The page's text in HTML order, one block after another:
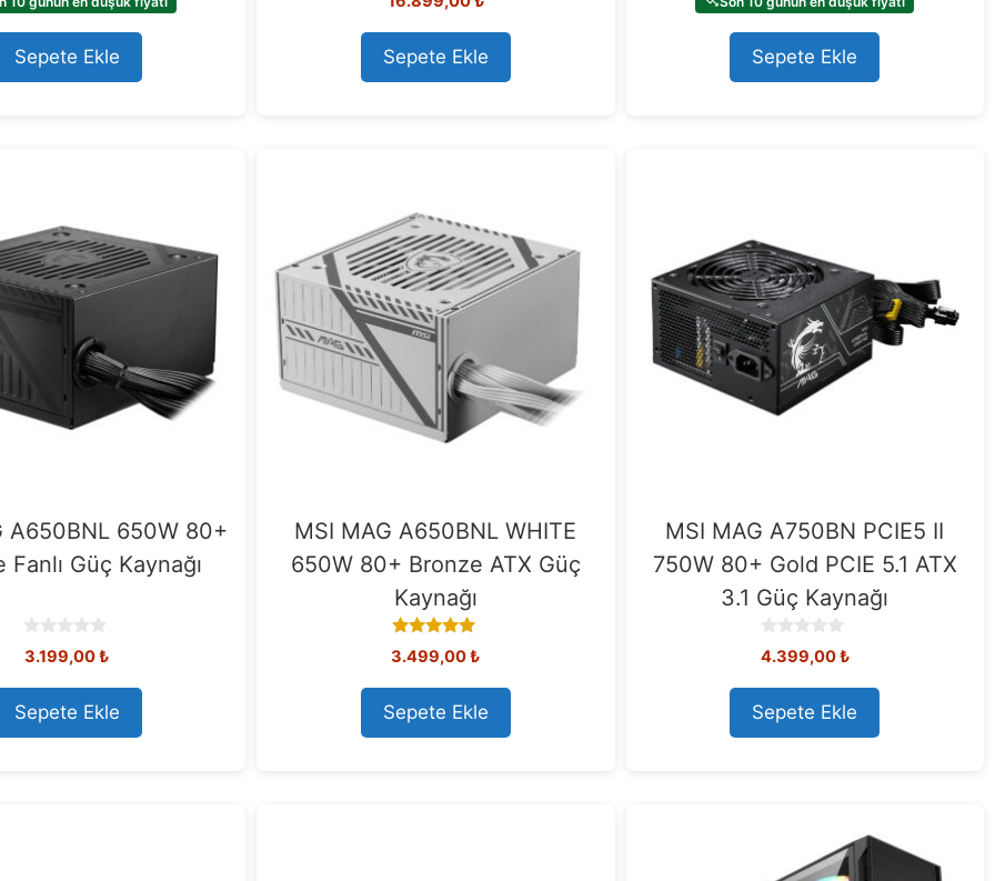
t
o
f
Sepete Ekle
o
u
t
o
f
Sepete Ekle Sepete Ekle
A650BNL 650W 80+
Fanlı Güç Kaynağı
0
o
u
t
o
f
3.199,00₺
Sepete Ekle
MSI MAG A650BNL WHITE
650W 80+ Bronze ATX Güç
Kaynağı
5.00
out of 5
3.499,00₺
Sepete Ekle
MSI MAG A750BN PCIE5 II
750W 80+ Gold PCIE 5.1 ATX
3.1 Güç Kaynağı
0
o
u
t
o
f
4.399,00₺
Sepete Ekle